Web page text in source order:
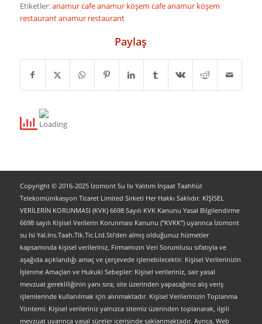
Etiketler:anamur cafeanamur köşem cafeanamur köşem
restaurantanamur restaurant
Paylaş
Copyright © 2016-2025 İzomont Su Isı Yalıtım İnşaat Taahhüt
Telekomünikasyon Ticaret Limited Sirketi Her Hakkı Saklıdır. KİŞİSEL
VERİLERİN KORUNMASI (KVK) 6698 Sayılı KVK Kanunu Yasal Bilgilendirme
6698 sayılı Kişisel Verilerin Korunması Kanunu (“KVKK”) uyarınca İzomont
su Isi Yal.Ins.Taah.Tlk.Tic.Ltd.Sti’den almış olduğunuz hizmetler
kapsamında kişisel verileriniz, Firmamızın Veri Sorumlusu sıfatıyla ve
aşağıda açıklandığı amaç ve çerçevede işlenebilecektir. Kişisel Verilerinizin
İşlenme Amaçları ve Hukuki Sebepler: Kişisel verileriniz, sair yasal
mevzuat gerekliliğinin yanı sıra; site üzerinden yapacağınız alış veriş
işlemlerinde kullanılmak için alınmaktadır. Kişisel Verilerinizin Toplanma
Yöntemi: Kişisel verileriniz yalnızca sitemiz üzerinden toplanarak, ilgili
mevzuat uyarınca yasal süreler içerisinde saklanmaktadır. Ayrıca, Web